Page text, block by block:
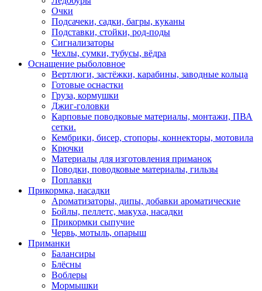
Очки
Подсачеки, садки, багры, куканы
Подставки, стойки, род-поды
Сигнализаторы
Чехлы, сумки, тубусы, вёдра
Оснащение рыболовное
Вертлюги, застёжки, карабины, заводные кольца
Готовые оснастки
Груза, кормушки
Джиг-головки
Карповые поводковые материалы, монтажи, ПВА
сетки.
Кембрики, бисер, стопоры, коннекторы, мотовила
Крючки
Материалы для изготовления приманок
Поводки, поводковые материалы, гильзы
Поплавки
Прикормка, насадки
Ароматизаторы, дипы, добавки ароматические
Бойлы, пеллетс, макуха, насадки
Прикормки сыпучие
Червь, мотыль, опарыш
Приманки
Балансиры
Блёсны
Воблеры
Мормышки